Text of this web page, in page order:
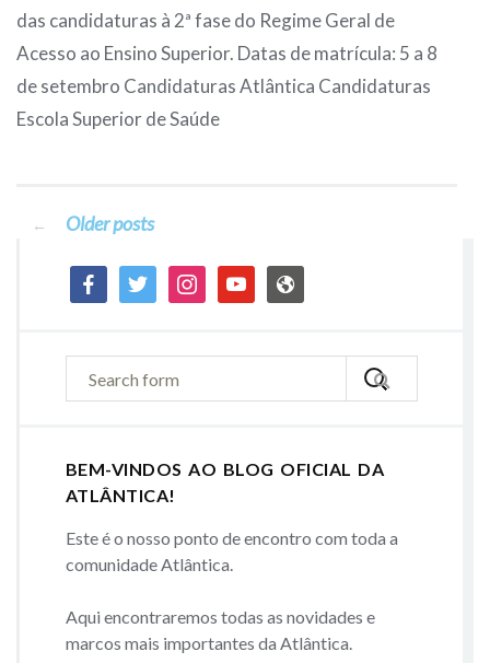
das candidaturas à 2ª fase do Regime Geral de
Acesso ao Ensino Superior. Datas de matrícula: 5 a 8
de setembro Candidaturas Atlântica Candidaturas
Escola Superior de Saúde
Posts
navigation
← Older posts
facebooktwitter instagramyoutubeadmin-
site
BEM-VINDOS AO BLOG OFICIAL DA
ATLÂNTICA!
Este é o nosso ponto de encontro com toda a
comunidade Atlântica.
Aqui encontraremos todas as novidades e
marcos mais importantes da Atlântica.